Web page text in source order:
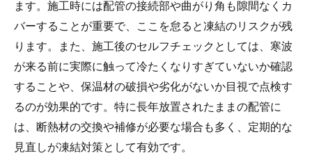
ます。施工時には配管の接続部や曲がり角も隙間なくカ
バーすることが重要で、ここを怠ると凍結のリスクが残
ります。また、施工後のセルフチェックとしては、寒波
が来る前に実際に触って冷たくなりすぎていないか確認
することや、保温材の破損や劣化がないか目視で点検す
るのが効果的です。特に長年放置されたままの配管に
は、断熱材の交換や補修が必要な場合も多く、定期的な
見直しが凍結対策として有効です。